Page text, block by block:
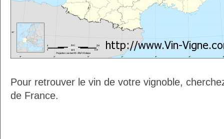
Pour retrouver le vin de votre vignoble,
de France.